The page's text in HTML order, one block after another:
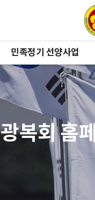
민족정기 선양사업
광복회 홈